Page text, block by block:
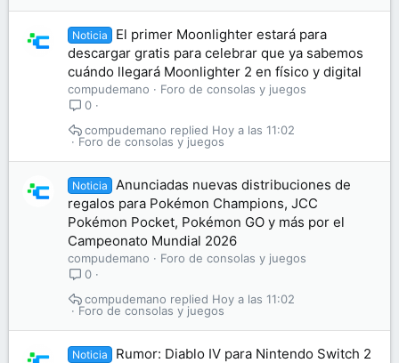
Noticia
El primer Moonlighter estará para
descargar gratis para celebrar que ya sabemos
cuándo llegará Moonlighter 2 en físico y digital
compudemano
Foro de consolas y juegos
0
Foro de consolas y juegos
Hoy a las 11:02
compudemano
Noticia
Anunciadas nuevas distribuciones de
regalos para Pokémon Champions, JCC
Pokémon Pocket, Pokémon GO y más por el
Campeonato Mundial 2026
compudemano
Foro de consolas y juegos
0
Foro de consolas y juegos
Hoy a las 11:02
compudemano
Noticia
Rumor: Diablo IV para Nintendo Switch 2